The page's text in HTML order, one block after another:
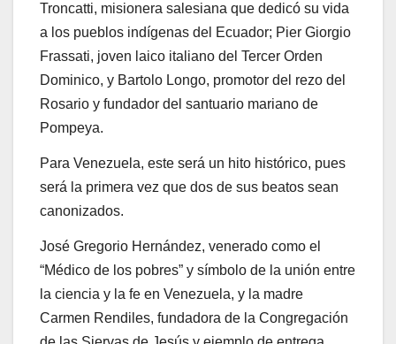
Troncatti, misionera salesiana que dedicó su vida
a los pueblos indígenas del Ecuador; Pier Giorgio
Frassati, joven laico italiano del Tercer Orden
Dominico, y Bartolo Longo, promotor del rezo del
Rosario y fundador del santuario mariano de
Pompeya.
Para Venezuela, este será un hito histórico, pues
será la primera vez que dos de sus beatos sean
canonizados.
José Gregorio Hernández, venerado como el
“Médico de los pobres” y símbolo de la unión entre
la ciencia y la fe en Venezuela, y la madre
Carmen Rendiles, fundadora de la Congregación